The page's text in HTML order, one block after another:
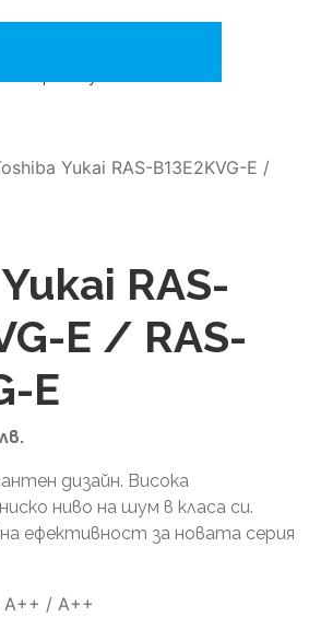
Yukai RAS-B13E2KVG-E /
RAS-
E / RAS-
E
дизайн. Висока
ниво на шум в класа си.
ефективност за новата серия
А++ / А++